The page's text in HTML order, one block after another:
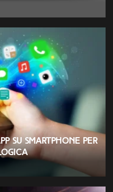
su smartphone per